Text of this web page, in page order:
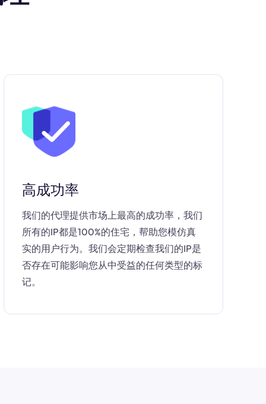
高成功率
我们的代理提供市场上最高的成功率，我们
所有的IP都是100%的住宅，帮助您模仿真
实的用户行为。我们会定期检查我们的IP是
否存在可能影响您从中受益的任何类型的标
记。